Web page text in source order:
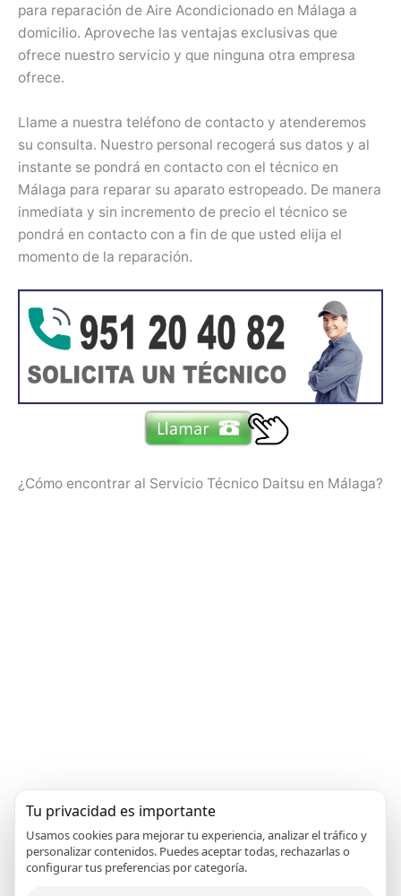
para reparación de Aire Acondicionado en Málaga a
domicilio. Aproveche las ventajas exclusivas que
ofrece nuestro servicio y que ninguna otra empresa
ofrece.
Llame a nuestra teléfono de contacto y atenderemos
su consulta. Nuestro personal recogerá sus datos y al
instante se pondrá en contacto con el técnico en
Málaga para reparar su aparato estropeado. De manera
inmediata y sin incremento de precio el técnico se
pondrá en contacto con a fin de que usted elija el
momento de la reparación.
¿Cómo encontrar al Servicio Técnico Daitsu en Málaga?
Nuestro servicio técnico es únicamente un servicio a
domicilio. No disponemos de local físico en Málaga.
Tu privacidad es importante
Usamos cookies para mejorar tu experiencia, analizar el tráfico y
personalizar contenidos. Puedes aceptar todas, rechazarlas o
configurar tus preferencias por categoría.